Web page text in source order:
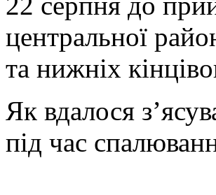
центральної
та нижніх
Як вдалося
під час